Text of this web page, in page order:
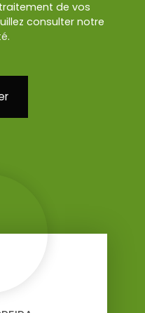
de vos
consulter notre
.